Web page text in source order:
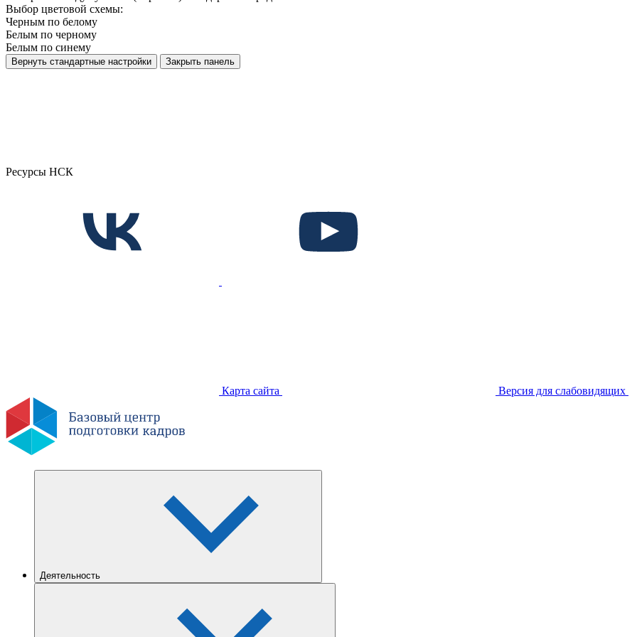
Выбор цветовой схемы:
Черным по белому
Белым по черному
Белым по синему
Вернуть стандартные настройки Закрыть панель
Ресурсы НСК
Карта сайта Версия для слабовидящих
Деятельность